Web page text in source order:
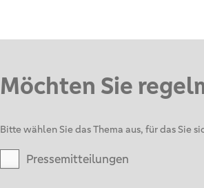
Möchten Sie
Bitte wählen Sie das Thema aus, für das Sie
Pressemitteilungen